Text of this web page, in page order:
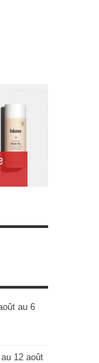
au 6
12 août